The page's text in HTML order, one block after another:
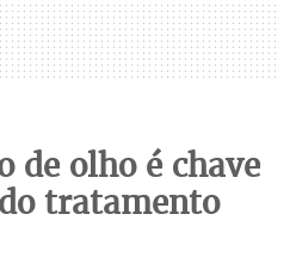
de olho é chave
tratamento